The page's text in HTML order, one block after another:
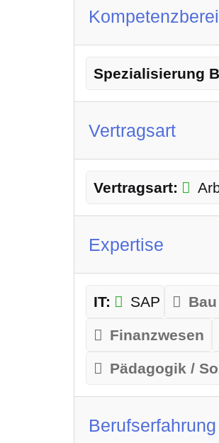
Spezialisierung
Vertragsart
Vertragsart:
Expertise
IT: SAP
Finanzwesen
Pädagogik /
Berufserfahrung